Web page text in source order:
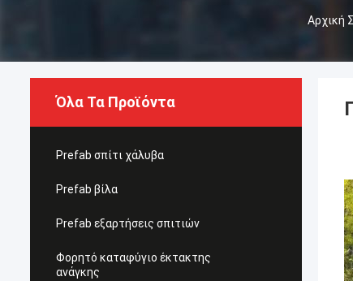
Αρχική
Όλα Τα Προϊόντα
Prefab σπίτι χάλυβα
Prefab βίλα
Prefab εξαρτήσεις σπιτιών
Φορητό καταφύγιο έκτακτης
ανάγκης